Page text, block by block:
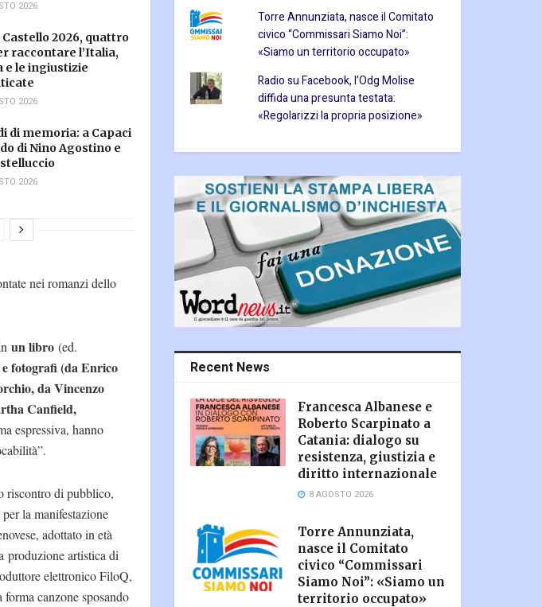
2026
Castello 2026, quattro
raccontare l’Italia,
e le ingiustizie
2026
di memoria: a Capaci
di Nino Agostino e
2026
nei romanzi dello
un libro (ed.
fotografi (da Enrico
da Vincenzo
Canfield,
espressiva, hanno
riscontro di pubblico,
la manifestazione
adottato in età
produzione artistica di
elettronico FiloQ,
canzone sposando
Torre Annunziata, nasce il Comitato
civico “Commissari Siamo Noi”:
«Siamo un territorio occupato»
Radio su Facebook, l’Odg Molise
diffida una presunta testata:
«Regolarizzi la propria posizione»
Recent News
Francesca Albanese e
Roberto Scarpinato a
Catania: dialogo su
resistenza, giustizia e
diritto internazionale
8 AGOSTO 2026
Torre Annunziata,
nasce il Comitato
civico “Commissari
Siamo Noi”: «Siamo un
territorio occupato»